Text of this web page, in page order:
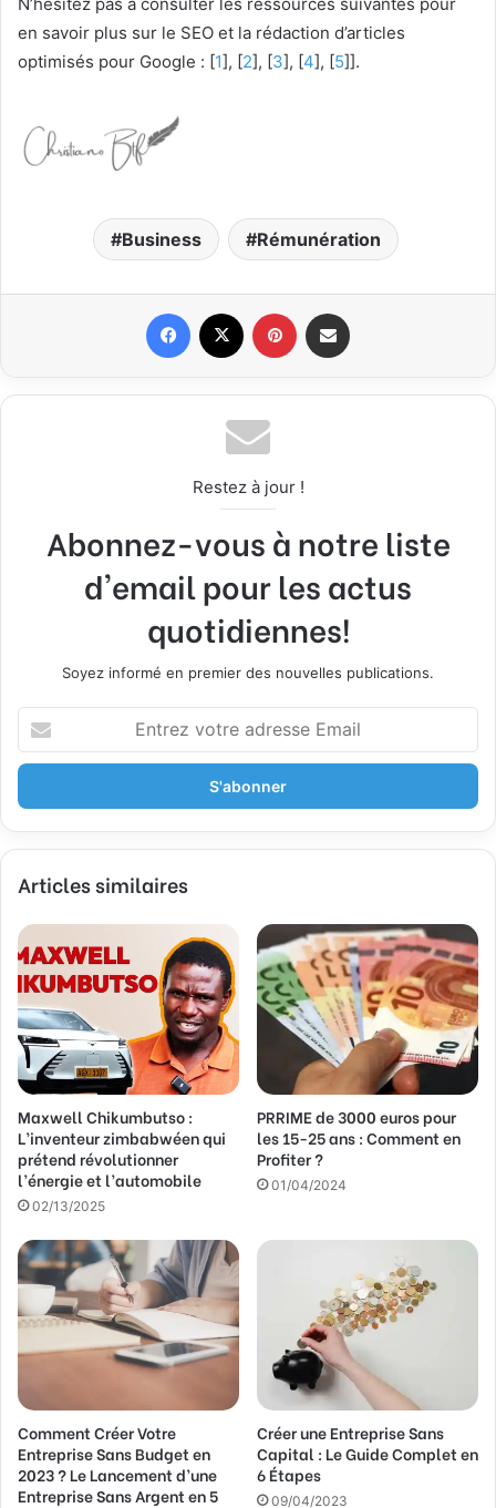
N’hésitez pas à consulter les ressources suivantes pour
en savoir plus sur le SEO et la rédaction d’articles
optimisés pour Google : [1], [2], [3], [4], [5]].
Business Rémunération
Facebook Pinterest
Restez à jour !
Abonnez-vous à notre liste
d'email pour les actus
quotidiennes!
Soyez informé en premier des nouvelles publications.
votre
adresse
Articles similaires
Maxwell Chikumbutso :
L’inventeur zimbabwéen qui
prétend révolutionner
l’énergie et l’automobile
02/13/2025
PRRIME de 3000 euros pour
les 15-25 ans : Comment en
Profiter ?
01/04/2024
Comment Créer Votre
Entreprise Sans Budget en
2023 ? Le Lancement d’une
Entreprise Sans Argent en 5
Créer une Entreprise Sans
Capital : Le Guide Complet en
6 Étapes
09/04/2023